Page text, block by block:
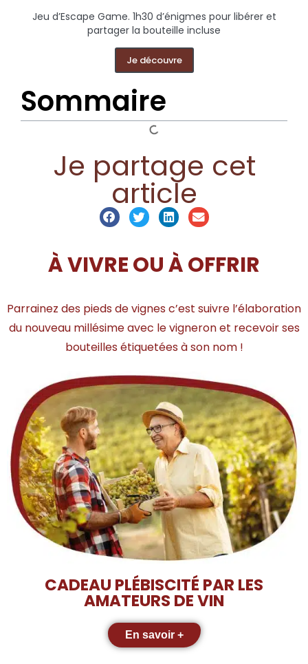
Jeu d’Escape Game. 1h30 d’énigmes pour libérer et
partager la bouteille incluse
Je découvre
Sommaire
Je partage cet
article
À VIVRE OU À OFFRIR
Parrainez des pieds de vignes c’est suivre l’élaboration
du nouveau millésime avec le vigneron et recevoir ses
bouteilles étiquetées à son nom !
CADEAU PLÉBISCITÉ PAR LES
AMATEURS DE VIN
En savoir +